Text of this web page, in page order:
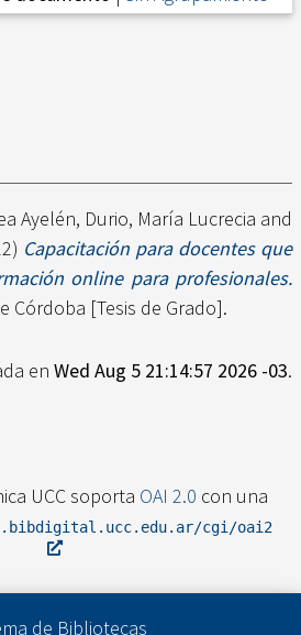
Ayelén, Durio, María Lucrecia and
Capacitación para docentes que
online para profesionales.
Córdoba [Tesis de Grado].
en Wed Aug 5 21:14:57 2026 -03.
UCC soporta OAI 2.0 con una
cgi/oai2
de Bibliotecas